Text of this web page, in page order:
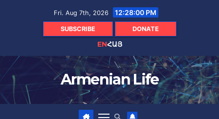
Fri. Aug 7th, 2026 12:28:02 PM
SUBSCRIBE DONATE
ENՀԱՅ
Armenian Life